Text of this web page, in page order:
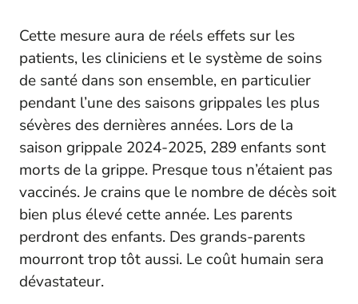
Cette mesure aura de réels effets sur les
patients, les cliniciens et le système de soins
de santé dans son ensemble, en particulier
pendant l’une des saisons grippales les plus
sévères des dernières années. Lors de la
saison grippale 2024-2025, 289 enfants sont
morts de la grippe. Presque tous n’étaient pas
vaccinés. Je crains que le nombre de décès soit
bien plus élevé cette année. Les parents
perdront des enfants. Des grands-parents
mourront trop tôt aussi. Le coût humain sera
dévastateur.